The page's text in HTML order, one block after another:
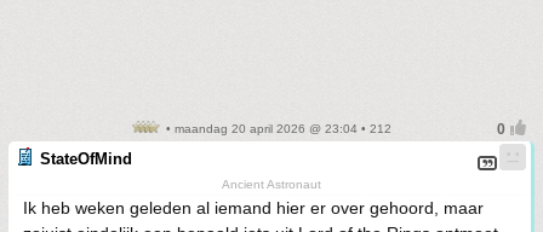
• maandag 20 april 2026 @ 23:04 • 212
StateOfMind
Ancient Astronaut
Ik heb weken geleden al iemand hier er over gehoord, maar